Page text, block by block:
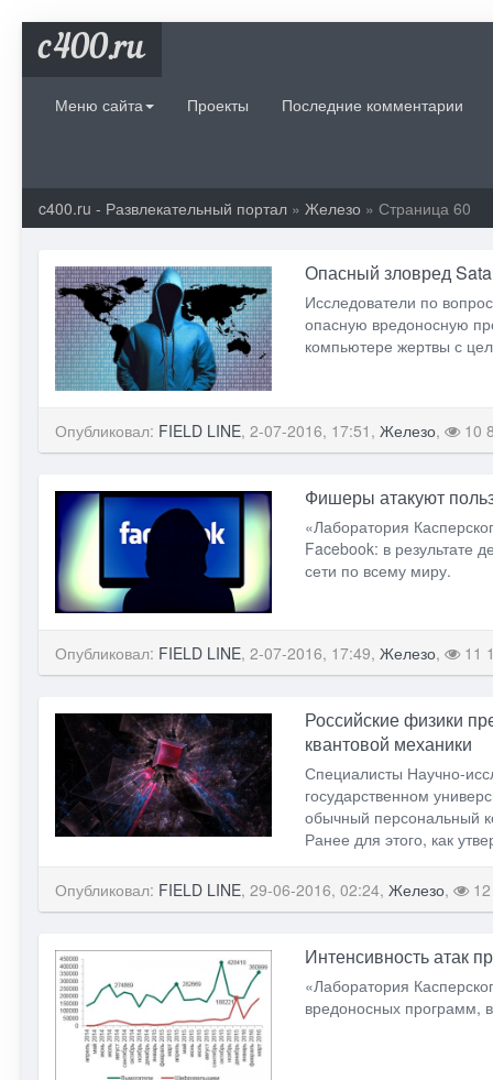
c400.ru
Меню сайта Проекты Последние комментарии
c400.ru - Развлекательный портал» Железо» Страница 60
Опасный зловред
Исследователи по
опасную вредоносную
компьютере жертвы с
Опубликовал: FIELD LINE, 2-07-2016, 17:51, Железо, 10
Фишеры атакуют
«Лаборатория
Facebook: в результате
сети по всему миру.
Опубликовал: FIELD LINE, 2-07-2016, 17:49, Железо, 11
Российские физики
квантовой механики
Специалисты Научно-
государственном
обычный персональный
Ранее для этого, как
Опубликовал: FIELD LINE, 29-06-2016, 02:24, Железо, 12
Интенсивность атак
«Лаборатория
вредоносных программ,